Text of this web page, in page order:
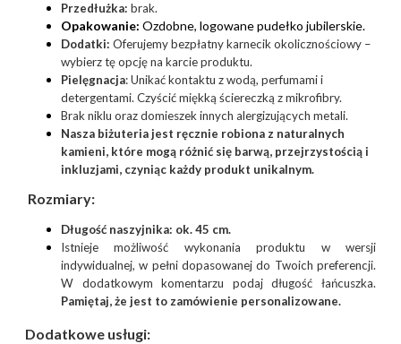
Przedłużka: brak.
Opakowanie: Ozdobne, logowane pudełko jubilerskie.
Dodatki: Oferujemy bezpłatny karnecik okolicznościowy –
wybierz tę opcję na karcie produktu.
Pielęgnacja: Unikać kontaktu z wodą, perfumami i
detergentami. Czyścić miękką ściereczką z mikrofibry.
Brak niklu oraz domieszek innych alergizujących metali.
Nasza biżuteria jest ręcznie robiona z naturalnych
kamieni, które mogą różnić się barwą, przejrzystością i
inkluzjami, czyniąc każdy produkt unikalnym.
Rozmiary:
Długość naszyjnika: ok. 45 cm.
Istnieje możliwość wykonania produktu w wersji
indywidualnej, w pełni dopasowanej do Twoich preferencji.
W dodatkowym komentarzu podaj długość łańcuszka.
Pamiętaj, że jest to zamówienie personalizowane.
Dodatkowe usługi: